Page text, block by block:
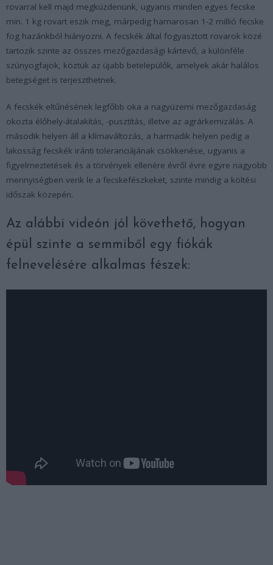
rovarral kell majd megküzdenünk, ugyanis minden egyes fecske
min. 1 kg rovart eszik meg, márpedig hamarosan 1-2 millió fecske
fog hazánkból hiányozni. A fecskék által fogyasztott rovarok közé
tartozik szinte az összes mezőgazdasági kártevő, a különféle
szúnyogfajok, köztük az újabb betelepülők, amelyek akár halálos
betegséget is terjeszthetnek.
A fecskék eltűnésének legfőbb oka a nagyüzemi mezőgazdaság
okozta élőhely-átalakítás, -pusztítás, illetve az agrárkemizálás. A
második helyen áll a klímaváltozás, a harmadik helyen pedig a
lakosság fecskék iránti toleranciájának csökkenése, ugyanis a
figyelmeztetések és a törvények ellenére évről évre egyre nagyobb
mennyiségben verik le a fecskefészkeket, szinte mindig a költési
időszak közepén.
Az alábbi videón jól követhető, hogyan
épül szinte a semmiből egy fiókák
felnevelésére alkalmas fészek: